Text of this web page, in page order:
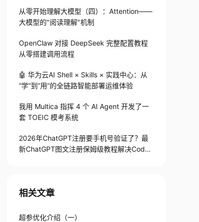
从零开始理解大模型（四）：Attention——
大模型的"阅读理解"机制
OpenClaw 对接 DeepSeek 完整配置教程
从零搭建调用流程
🤖 华为云AI Shell × Skills × 实践中心：从
“学”到“用”的全链路智能部署运维体验
我用 Multica 指挥 4 个 AI Agent 开发了一
套 TOEIC 模考系统
2026年ChatGPT注册要手机号验证了？最
新ChatGPT图文注册保姆级教程解决Codex
相关文章
超参优化介绍（一）